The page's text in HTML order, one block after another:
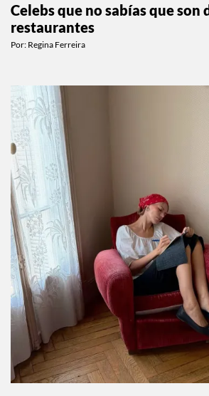
Celebs que no sabías que son
restaurantes
Por: Regina Ferreira